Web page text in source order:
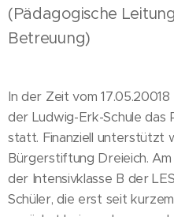
(Pädagogische
Betreuung)
In der Zeit vom
der Ludwig-Erk-Schule das
statt. Finanziell unterstützt
Bürgerstiftung Dreieich.
der Intensivklasse B der
Schüler, die erst seit